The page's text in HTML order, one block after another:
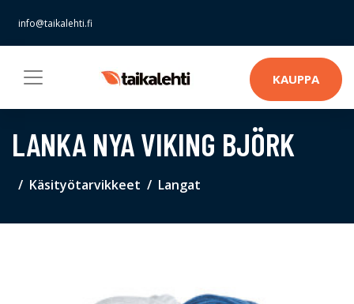
info@taikalehti.fi
KAUPPA
LANKA NYA VIKING BJÖRK
Käsityötarvikkeet Langat